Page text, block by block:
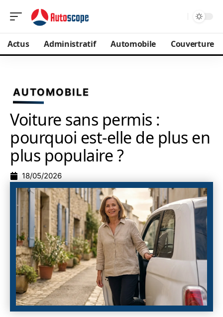
Actus Administratif Automobile Couverture
AUTOMOBILE
Voiture sans permis :
pourquoi est-elle de plus en
plus populaire ?
18/05/2026